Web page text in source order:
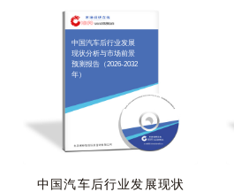
中国汽车后行业发展
现状分析与市场前景
预测报告（2026-2032
年）
中国汽车后行业发展现状